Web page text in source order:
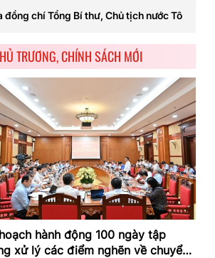
Bí thư, Chủ tịch nước Tô Lâm khai mạc Hội
TRƯƠNG, CHÍNH SÁCH MỚI
hành động 100 ngày tập
xử lý các điểm nghẽn về chuyển